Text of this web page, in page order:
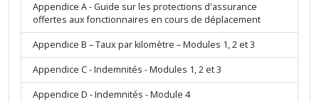
Appendice A - Guide sur les protections d'assurance
offertes aux fonctionnaires en cours de déplacement
Appendice B – Taux par kilomètre – Modules 1, 2 et 3
Appendice C - Indemnités - Modules 1, 2 et 3
Appendice D - Indemnités - Module 4